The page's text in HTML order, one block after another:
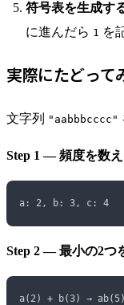
符号表を生成す
に進んだら 1 を
実際にたどって
文字列 "aabbbcccc"
Step 1 — 頻度を数え
a: 2, b: 3, c: 4
Step 2 — 最小の2つ
a(2) + b(3) → ab(5)